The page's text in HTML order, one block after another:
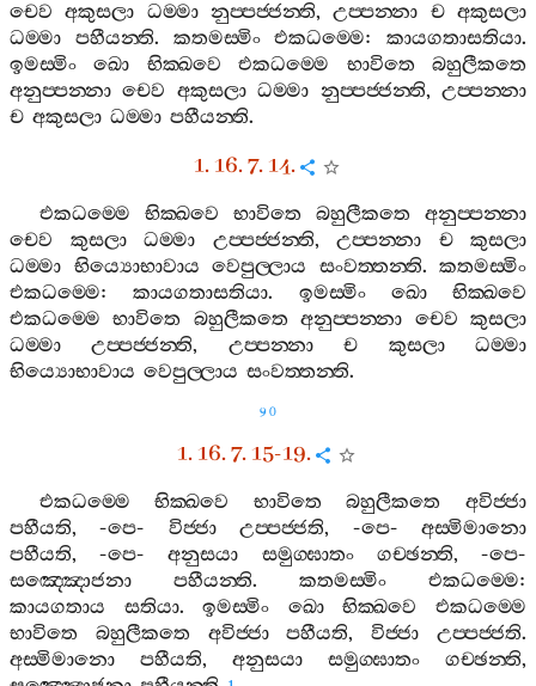
චෙව අකුසලා ධම‍්මා නුප‍්පජ‍්ජන‍්ති,උප‍්පන‍්නා ච අකුසලා
ධම‍්මා
පහීයන‍්ති. කතමස‍්මිං එකධම‍්මෙ: කායගතාසතියා.
ඉමස‍්මිං
ඛො භික‍්ඛවෙ එකධම‍්මෙ භාවිතෙ
බහුලීකතෙ
අනුප‍්පන‍්නා චෙව අකුසලා ධම‍්මා නුප‍්පජ‍්ජන‍්ති,උප‍්පන‍්නා
ච අකුසලා ධම‍්මා පහීයන‍්ති.
1. 16. 7. 14.
එකධම‍්මෙ භික‍්ඛවෙ භාවිතෙ බහුලීකතෙ
අනුප‍්පන‍්නා
චෙව
කුසලා ධම‍්මා උප‍්පජ‍්ජන‍්ති, උප‍්පන‍්නා ච
කුසලා
ධම‍්මා භිය්‍යොභාවාය වෙපුල‍්ලාය සංවත‍්තන‍්ති. කතමස‍්මිං
එකධම‍්මෙ:කායගතාසතියා. ඉමස‍්මිං ඛො
භික‍්ඛවෙ
එකධම‍්මෙ
භාවිතෙ බහුලීකතෙ අනුප‍්පන‍්නා චෙව කුසලා
ධම‍්මා
උප‍්පජ‍්ජන‍්ති, උප‍්පන‍්නා ච කුසලා
ධම‍්මා
භිය්‍යොභාවාය වෙපුල‍්ලාය සංවත‍්තන‍්ති.
90
1. 16. 7. 15-19.
එකධම‍්මෙ භික‍්ඛවෙ භාවිතෙ බහුලීකතෙ
අවිජ‍්ජා
පහීයති, -පෙ- විජ‍්ජා උප‍්පජ‍්ජති, -පෙ-අස‍්මිමානො
පහීයති, -පෙ-අනුසයා සමුග‍්ඝාතං ගච‍්ඡන‍්ති, -පෙ-
සඤ‍්ඤොජනා
පහීයන‍්ති. කතමස‍්මිං එකධම‍්මෙ:
කායගතාය
සතියා.ඉමස‍්මිං ඛො භික‍්ඛවෙ
එකධම‍්මෙ
භාවිතෙ
බහුලීකතෙ අවිජ‍්ජා පහීයති,විජ‍්ජා උප‍්පජ‍්ජති.
අස‍්මිමානො
පහීයති, අනුසයා සමුග‍්ඝාතං ගච‍්ඡන‍්ති,